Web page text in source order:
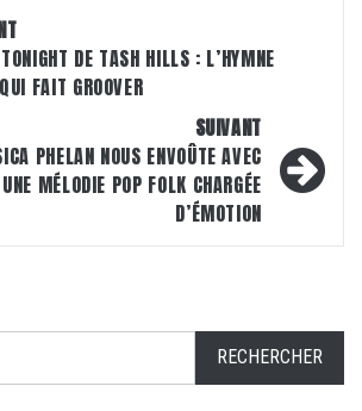
DE TASH HILLS : L’HYMNE
FAIT GROOVER
SUIVANT
PHELAN NOUS ENVOÛTE AVEC
MÉLODIE POP FOLK CHARGÉE
D’ÉMOTION